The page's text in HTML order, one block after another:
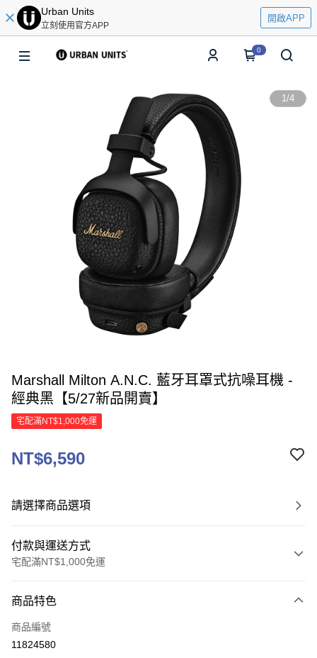
Urban Units
立刻使用官方APP
開啟APP
0
1/4
Marshall Milton A.N.C. 藍牙耳罩式抗噪耳機 -
經典黑【5/27新品開賣】
宅配滿NT$1,000免運
NT$6,590
請選擇商品選項
付款與運送方式
宅配滿NT$1,000免運
信用卡一次付款
信用卡分期付款
商品特色
商品編號
11824580